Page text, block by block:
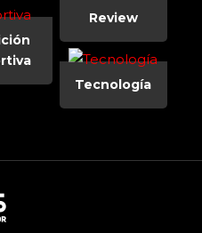
Review
Tecnología